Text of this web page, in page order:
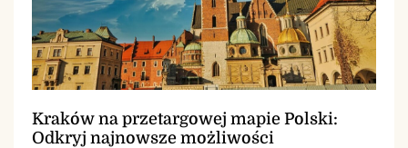
Kraków na przetargowej mapie Polski:
Odkryj najnowsze możliwości